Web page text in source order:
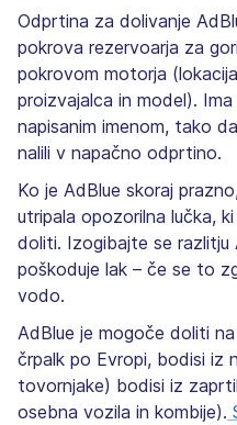
Odprtina za dolivanje
pokrova rezervoarja za
pokrovom motorja
proizvajalca in model).
napisanim imenom, tako
nalili v napačno odprtino.
Ko je AdBlue skoraj
utripala opozorilna lučka,
doliti. Izogibajte se razlitju
poškoduje lak – če se to
vodo.
AdBlue je mogoče doliti
črpalk po Evropi, bodisi iz
tovornjake) bodisi iz
osebna vozila in kombije).